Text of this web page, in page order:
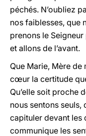
péchés. N’oubliez
nos faiblesses, que
prenons le
et allons de l’avant.
Que Marie, Mère
cœur la certitude
Qu’elle soit proche
nous sentons seuls,
capituler devant les
communique les